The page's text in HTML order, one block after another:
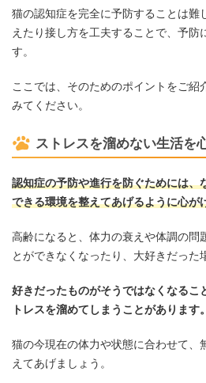
猫の認知症を完全に予防することは難
えたり接し方を工夫することで、予防
す。
ここでは、そのためのポイントをご紹
みてください。
ストレスを溜めない生活を
認知症の予防や進行を防ぐためには、
できる環境を整えてあげるように心が
高齢になると、体力の衰えや体調の問
とができなくなったり、大好きだった
好きだったものがそうではなくなるこ
トレスを溜めてしまうことがあります。
猫の今現在の体力や状態に合わせて、
えてあげましょう。